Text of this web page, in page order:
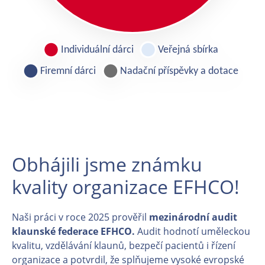
Obhájili jsme známku
kvality organizace EFHCO!
Naši práci v roce 2025 prověřil mezinárodní audit
klaunské federace EFHCO. Audit hodnotí uměleckou
kvalitu, vzdělávání klaunů, bezpečí pacientů i řízení
organizace a potvrdil, že splňujeme vysoké evropské